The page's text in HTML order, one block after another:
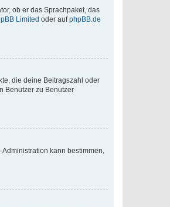
ob er das Sprachpaket, das
Limited oder aufphpBB.de
die deine Beitragszahl oder
Benutzer zu Benutzer
kann bestimmen,